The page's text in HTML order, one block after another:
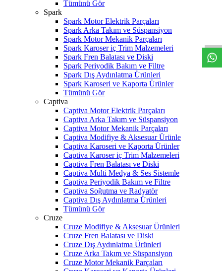
Tümünü Gör
Spark
Spark Motor Elektrik Parçaları
Spark Arka Takım ve Süspansiyon
Spark Motor Mekanik Parçaları
Spark Karoser iç Trim Malzemeleri
Spark Fren Balatası ve Diski
Spark Periyodik Bakım ve Filtre
Spark Dış Aydınlatma Ürünleri
Spark Karoseri ve Kaporta Ürünler
Tümünü Gör
Captiva
Captiva Motor Elektrik Parçaları
Captiva Arka Takım ve Süspansiyon
Captiva Motor Mekanik Parçaları
Captiva Modifiye & Aksesuar Ürünle
Captiva Karoseri ve Kaporta Ürünler
Captiva Karoser iç Trim Malzemeleri
Captiva Fren Balatası ve Diski
Captiva Multi Medya & Ses Sistemle
Captiva Periyodik Bakım ve Filtre
Captiva Soğutma ve Radyatör
Captiva Dış Aydınlatma Ürünleri
Tümünü Gör
Cruze
Cruze Modifiye & Aksesuar Ürünleri
Cruze Fren Balatası ve Diski
Cruze Dış Aydınlatma Ürünleri
Cruze Arka Takım ve Süspansiyon
Cruze Motor Mekanik Parçaları